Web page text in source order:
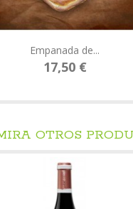
Empanada de...
17,50 €
OTROS